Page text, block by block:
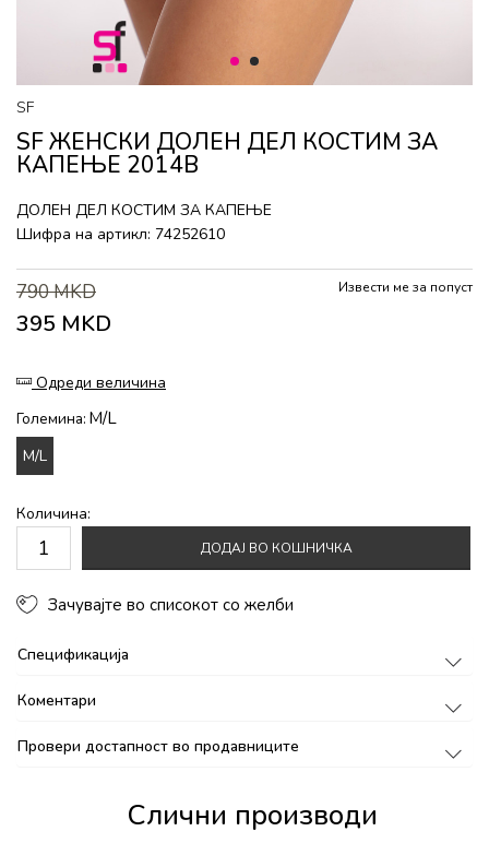
1 2
SF
SF ЖЕНСКИ ДОЛЕН ДЕЛ КОСТИМ ЗА
КАПЕЊЕ 2014B
ДОЛЕН ДЕЛ КОСТИМ ЗА КАПЕЊЕ
Шифра на артикл: 74252610
790MKD
395 MKD
Извести ме за попуст
Одреди величина
Големина: M/L
M/L
Количина:
ДОДАЈ ВО КОШНИЧКА
Зачувајте во списокот со желби
Спецификација
Коментари
Провери достапност во продавниците
Слични производи